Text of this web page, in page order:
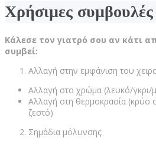
Χρήσιμες συμβουλές
Κάλεσε τον γιατρό σου αν κάτι
συμβεί:
Αλλαγή στην εμφάνιση του
Αλλαγή στο χρώμα (λευκό/γκρι/
Αλλαγή στη θερμοκρασία (κρύο
ζεστό)
Σημάδια μόλυνσης: